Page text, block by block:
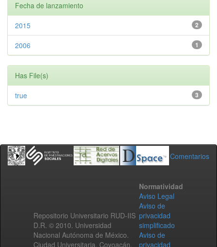
Fecha de lanzamiento
2
2015
1
2006
Has File(s)
3
true
Comentarios
Repositorio Universitario RUD-IIS
D.R. © 2010. Universidad
Nacional Autónoma de México.
Ciudad Universitaria, Coyoacán,
Normatividad
Aviso Legal
Aviso de
privacidad
simplificado
Aviso de
privacidad